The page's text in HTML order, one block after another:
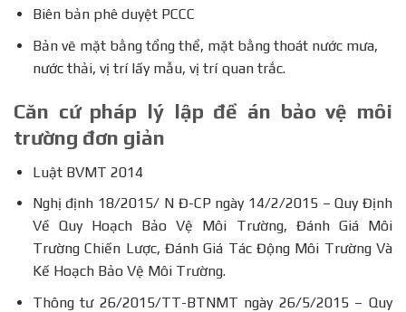
Biên bản phê duyệt PCCC
Bản vẽ mặt bằng tổng thể, mặt bằng thoát nước mưa,
nước thải, vị trí lấy mẫu, vị trí quan trắc.
Căn cứ pháp lý lập đề án bảo vệ môi
trường đơn giản
Luật BVMT 2014
Nghị định 18/2015/ N Đ-CP ngày 14/2/2015 – Quy Định
Về Quy Hoạch Bảo Vệ Môi Trường, Đánh Giá Môi
Trường Chiến Lược, Đánh Giá Tác Động Môi Trường Và
Kế Hoạch Bảo Vệ Môi Trường.
Thông tư 26/2015/TT-BTNMT ngày 26/5/2015 – Quy